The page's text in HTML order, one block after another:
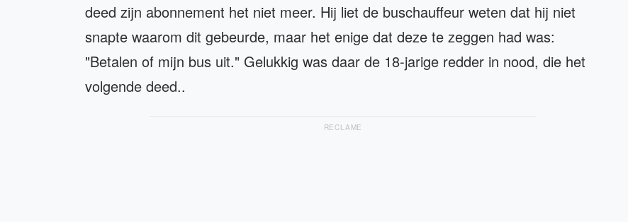
deed zijn abonnement het niet meer. Hij liet de buschauffeur weten dat hij niet
snapte waarom dit gebeurde, maar het enige dat deze te zeggen had was:
"Betalen of mijn bus uit." Gelukkig was daar de 18-jarige redder in nood, die het
volgende deed..
RECLAME